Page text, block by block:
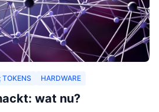
HARDWARE
wat nu?